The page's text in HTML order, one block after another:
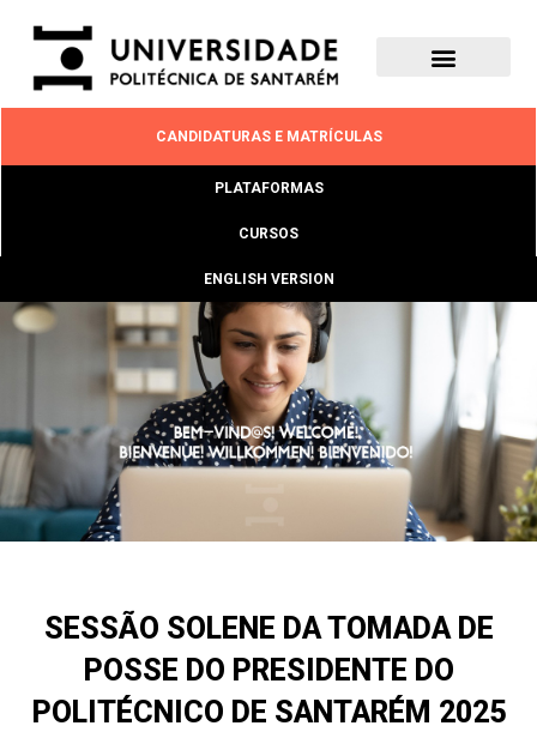
CANDIDATURAS E MATRÍCULAS
PLATAFORMAS
CURSOS
ENGLISH VERSION
SESSÃO SOLENE DA TOMADA DE
POSSE DO PRESIDENTE DO
POLITÉCNICO DE SANTARÉM 2025